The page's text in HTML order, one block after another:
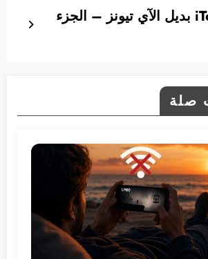
تطبيق iTools بديل الآي تيونز – الجزء
صلة